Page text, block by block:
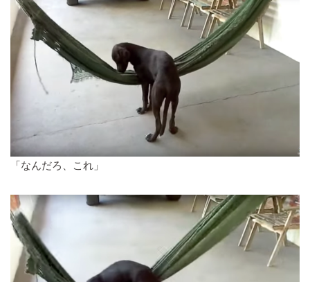
「なんだろ、これ」